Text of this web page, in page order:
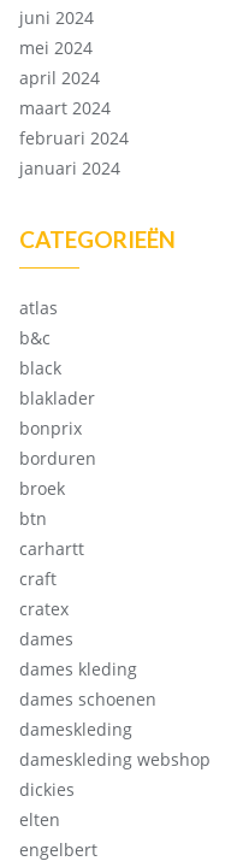
juni 2024
mei 2024
april 2024
maart 2024
februari 2024
januari 2024
CATEGORIEËN
atlas
b&c
black
blaklader
bonprix
borduren
broek
btn
carhartt
craft
cratex
dames
dames kleding
dames schoenen
dameskleding
dameskleding webshop
dickies
elten
engelbert